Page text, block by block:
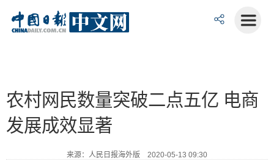
农村网民数量突破二点五亿 电商
发展成效显著
来源：人民日报海外版 2020-05-13 09:30